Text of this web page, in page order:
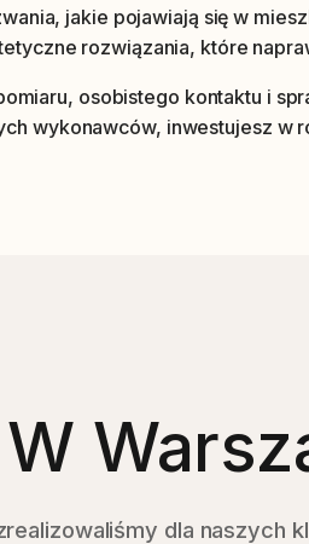
jakie pojawiają się w
rozwiązania, które
osobistego kontaktu i
wykonawców, inwestujesz w
dla naszych